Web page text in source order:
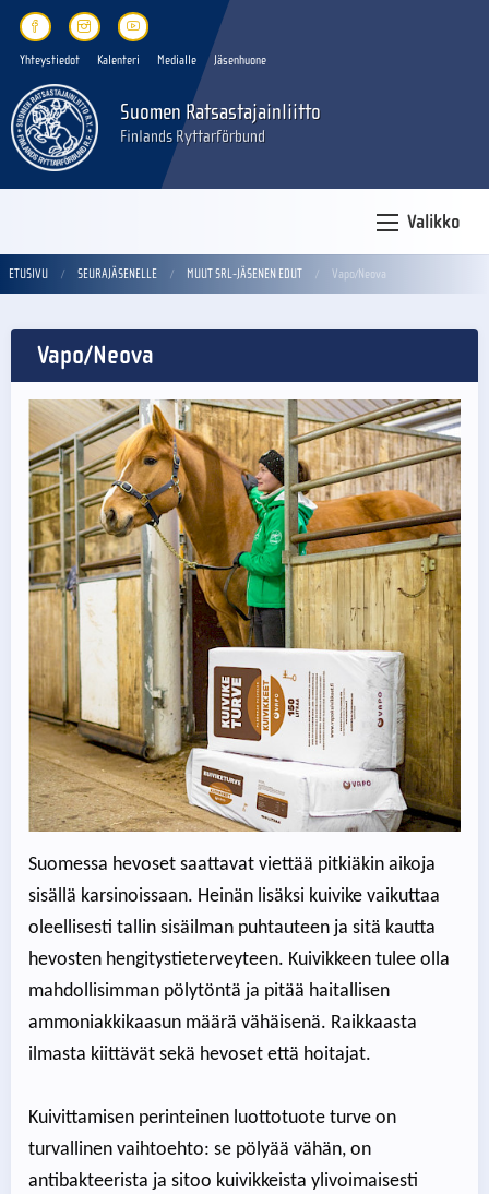
Yhteystiedot Kalenteri Medialle Jäsenhuone
Suomen Ratsastajainliitto
Finlands Ryttarförbund
Valikko
ETUSIVU SEURAJÄSENELLE MUUT SRL-JÄSENEN EDUT Vapo/Neova
Vapo/Neova
Suomessa hevoset saattavat viettää pitkiäkin aikoja
sisällä karsinoissaan. Heinän lisäksi kuivike vaikuttaa
oleellisesti tallin sisäilman puhtauteen ja sitä kautta
hevosten hengitystieterveyteen. Kuivikkeen tulee olla
mahdollisimman pölytöntä ja pitää haitallisen
ammoniakkikaasun määrä vähäisenä. Raikkaasta
ilmasta kiittävät sekä hevoset että hoitajat.
Kuivittamisen perinteinen luottotuote turve on
turvallinen vaihtoehto: se pölyää vähän, on
antibakteerista ja sitoo kuivikkeista ylivoimaisesti